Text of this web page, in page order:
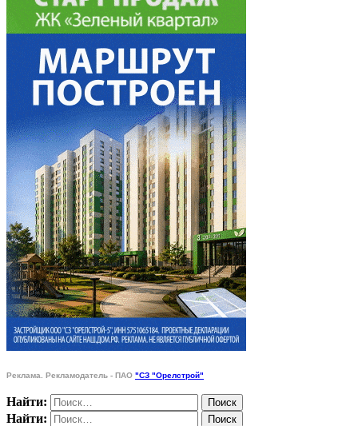
Реклама. Рекламодатель - ПАО "СЗ "Орелстрой"
Найти:
Найти: